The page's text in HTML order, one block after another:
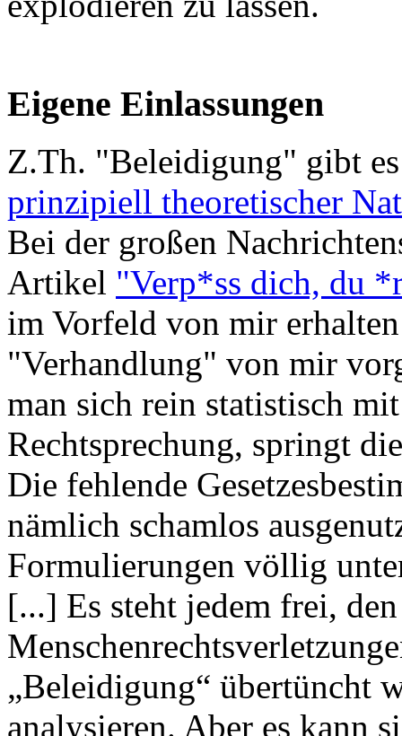
Eigene Einlassungen
Z.Th. "Beleidigung" gibt
prinzipiell theoretischer
Bei der großen
Artikel "Verp*ss dich, du
im Vorfeld von mir
"Verhandlung" von mir
man sich rein statistisch
Rechtsprechung, springt
Die fehlende
nämlich schamlos
Formulierungen völlig
[...] Es steht jedem frei,
„Beleidigung“ übertüncht
analysieren. Aber es kann